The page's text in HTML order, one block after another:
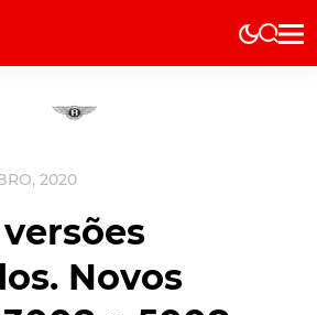
Elétricos
Testes
Marcas
2020
Novos